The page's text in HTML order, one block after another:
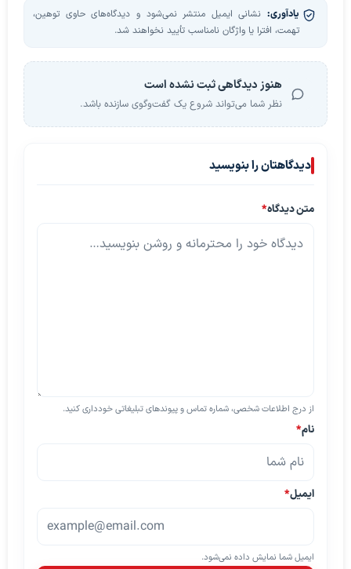
یادآوری: نشانی ایمیل منتشر نمی‌شود و دیدگاه‌های حاوی توهین،
تهمت، افترا یا واژگان نامناسب تأیید نخواهند شد.
هنوز دیدگاهی ثبت نشده است
نظر شما می‌تواند شروع یک گفت‌وگوی سازنده باشد.
دیدگاهتان را بنویسید
متن دیدگاه*
از درج اطلاعات شخصی، شماره تماس و پیوندهای تبلیغاتی خودداری کنید.
نام*
ایمیل*
ایمیل شما نمایش داده نمی‌شود.